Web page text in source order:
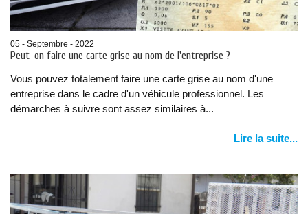
05 - Septembre - 2022
Peut-on faire une carte grise au nom de l'entreprise ?
Vous pouvez totalement faire une carte grise au nom d'une
entreprise dans le cadre d'un véhicule professionnel. Les
démarches à suivre sont assez similaires à...
Lire la suite...